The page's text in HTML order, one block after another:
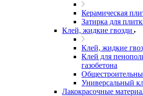
Керамическая
Затирка для
Клей, жидкие гвозди
Клей, жидкие
Клей для
газобетона
Универсальный
Лакокрасочные